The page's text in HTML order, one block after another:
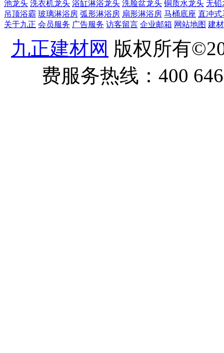
池龙头 洗衣机龙头 浴缸淋浴龙头 洗脸盆龙头 铜质水龙头 无铅
吊顶浴霸 玻璃淋浴房 弧形淋浴房 扇形淋浴房 马桶底座 直冲式
关于九正 会员服务 广告服务 访客留言 企业邮箱 网站地图 建
九正建材网 版权所有
费服务热线：400